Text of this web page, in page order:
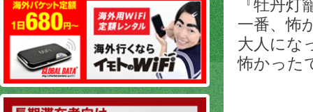
『牡丹
一番、怖
大人にな
怖かった